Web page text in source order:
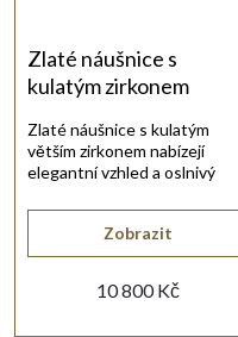
Zlaté náušnice s
kulatým zirkonem
10 800 Kč
Zobrazit
Zlaté náušnice s kulatým
větším zirkonem nabízejí
elegantní vzhled a oslnivý